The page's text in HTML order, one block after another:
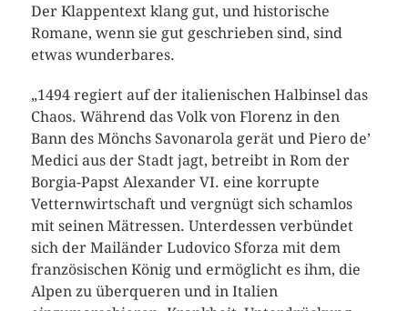
Der Klappentext klang gut, und historische
Romane, wenn sie gut geschrieben sind, sind
etwas wunderbares.
„1494 regiert auf der italienischen Halbinsel das
Chaos. Während das Volk von Florenz in den
Bann des Mönchs Savonarola gerät und Piero de’
Medici aus der Stadt jagt, betreibt in Rom der
Borgia-Papst Alexander VI. eine korrupte
Vetternwirtschaft und vergnügt sich schamlos
mit seinen Mätressen. Unterdessen verbündet
sich der Mailänder Ludovico Sforza mit dem
französischen König und ermöglicht es ihm, die
Alpen zu überqueren und in Italien